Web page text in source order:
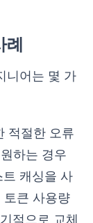
니어는 몇 가
적절한 오류
하는 경우
캐싱을 사
토큰 사용량
적으로 교체